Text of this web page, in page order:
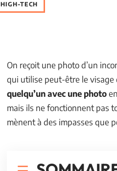
HIGH-TECH
On reçoit une photo d’un
qui utilise peut-être le visage
quelqu’un avec une photo
mais ils ne fonctionnent pas
mènent à des impasses que